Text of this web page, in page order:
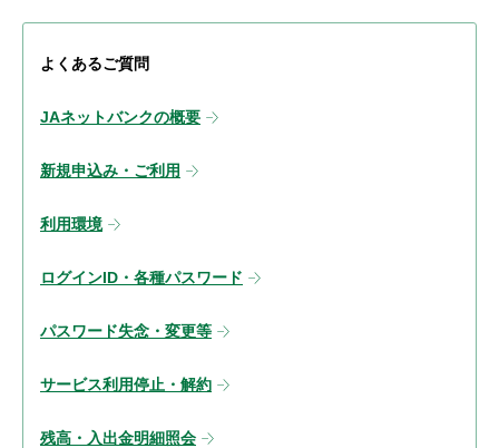
よくあるご質問
JAネットバンクの概要
新規申込み・ご利用
利用環境
ログインID・各種パスワード
パスワード失念・変更等
サービス利用停止・解約
残高・入出金明細照会